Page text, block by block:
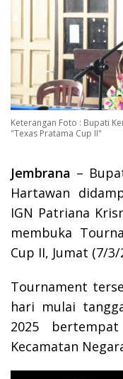
Keterangan Foto : Bupati
"Texas Pratama Cup II"
Jembrana –
Hartawan
IGN Patriana
membuka
Cup II, Jumat (7/3/
Tournament
hari mulai
2025
Kecamatan